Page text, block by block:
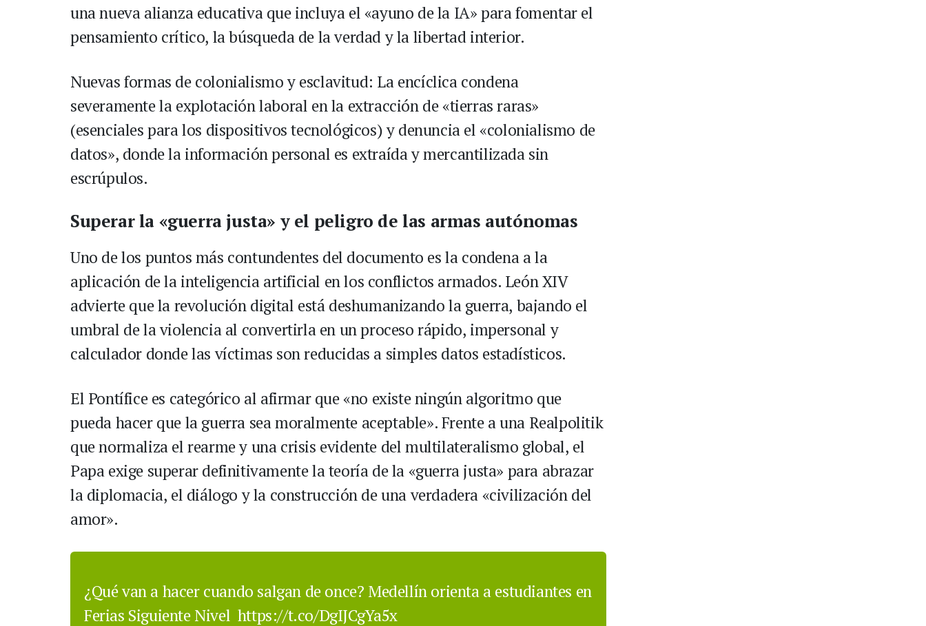
una nueva alianza educativa que incluya el «ayuno de la IA» para fomentar el
pensamiento crítico, la búsqueda de la verdad y la libertad interior.
Nuevas formas de colonialismo y esclavitud: La encíclica condena
severamente la explotación laboral en la extracción de «tierras raras»
(esenciales para los dispositivos tecnológicos) y denuncia el «colonialismo de
datos», donde la información personal es extraída y mercantilizada sin
escrúpulos.
Superar la «guerra justa» y el peligro de las armas autónomas
Uno de los puntos más contundentes del documento es la condena a la
aplicación de la inteligencia artificial en los conflictos armados. León XIV
advierte que la revolución digital está deshumanizando la guerra, bajando el
umbral de la violencia al convertirla en un proceso rápido, impersonal y
calculador donde las víctimas son reducidas a simples datos estadísticos.
El Pontífice es categórico al afirmar que «no existe ningún algoritmo que
pueda hacer que la guerra sea moralmente aceptable». Frente a una Realpolitik
que normaliza el rearme y una crisis evidente del multilateralismo global, el
Papa exige superar definitivamente la teoría de la «guerra justa» para abrazar
la diplomacia, el diálogo y la construcción de una verdadera «civilización del
amor».
¿Qué van a hacer cuando salgan de once? Medellín orienta a estudiantes en
Ferias Siguiente Nivel https://t.co/DgIJCgYa5x